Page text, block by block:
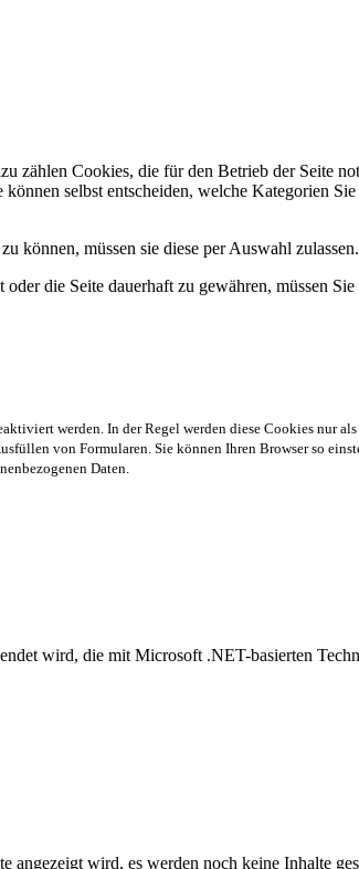
zählen Cookies, die für den Betrieb der Seite
selbst entscheiden, welche Kategorien
können, müssen sie diese per Auswahl zulassen.
die Seite dauerhaft zu gewähren, müssen Sie
werden. In der Regel werden diese Cookies nur
von Formularen. Sie können Ihren Browser so
Daten.
wird, die mit Microsoft .NET-basierten
angezeigt wird, es werden noch keine Inhalte